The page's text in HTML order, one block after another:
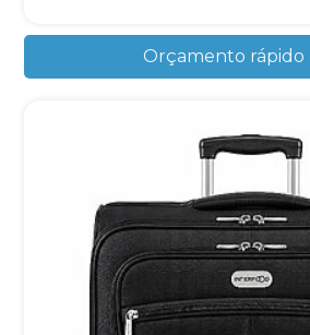
Orçamento rápido